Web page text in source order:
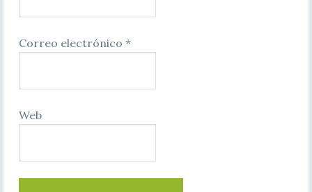
Correo electrónico *
Web